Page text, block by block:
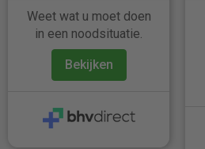
Weet wat u moet doen
in een noodsituatie.
Bekijken